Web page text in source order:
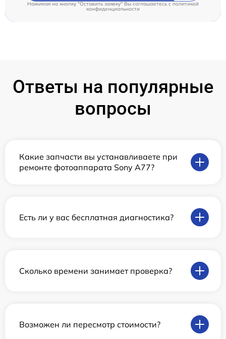
Нажимая на кнопку "Оставить заявку" Вы соглашаетесь c политикой
конфиденциальности
Ответы на популярные
вопросы
Какие запчасти вы устанавливаете при
ремонте фотоаппарата Sony A77?
Есть ли у вас бесплатная диагностика?
Сколько времени занимает проверка?
Возможен ли пересмотр стоимости?